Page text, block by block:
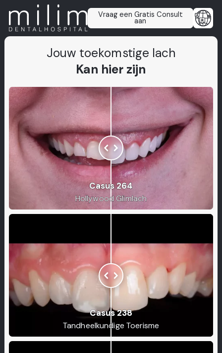
Vraag een Gratis Consult
aan
Jouw toekomstige lach
Kan hier zijn
Casus 264
Hollywood Glimlach
Casus 238
Tandheelkundige Toerisme